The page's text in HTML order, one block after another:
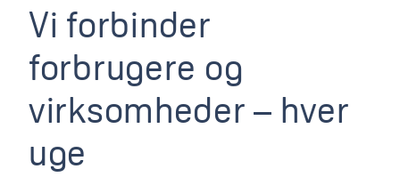
Vi forbinder forbrugere
Vi forbinder
forbrugere og
virksomheder– hver
uge